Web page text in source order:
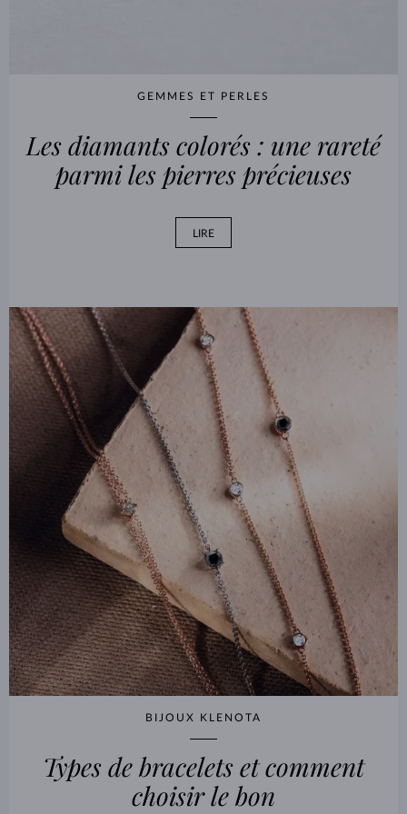
GEMMES ET PERLES
Les diamants colorés : une rareté
parmi les pierres précieuses
LIRE
BIJOUX KLENOTA
Types de bracelets et comment
choisir le bon